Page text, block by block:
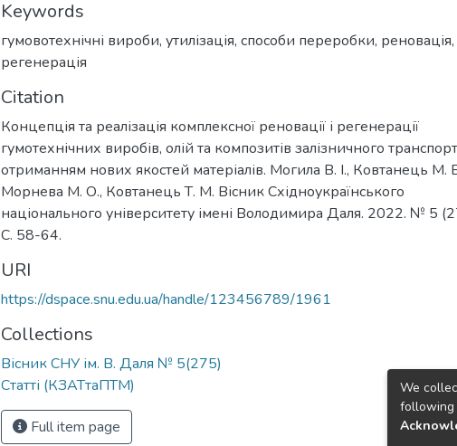
Keywords
гумовотехнічні вироби, утилізація, способи переробки, реновація,
регенерація
Citation
Концепція та реалізація комплексної реновації і регенерації
гумотехнічних виробів, олій та композитів залізничного
отриманням нових якостей матеріалів. Могила В. І., Ковтанець М.
Морнева М. О., Ковтанець Т. М. Вісник Східноукраїнського
національного університету імені Володимира Даля. 2022. № 5
С. 58-64.
URI
https://dspace.snu.edu.ua/handle/123456789/1961
Collections
Вісник СНУ ім. В. Даля № 5(275)
Статті (КЗАТтаПТМ)
Full item page
We
following